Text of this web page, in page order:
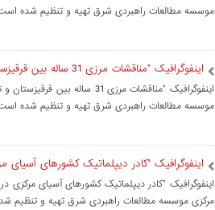
موسسه مطالعات راهبردی شرق تهیه و تنظیم شده
اینفوگرافیک "مناقشات مرزی 31 ساله بین قرقیزستان و تاجیکستان"
اینفوگرافیک "مناقشات مرزی 31
موسسه مطالعات راهبردی شرق تهیه و تنظیم شده
اینفوگرافیک "کادر دیپلماتیک کشورهای
اینفوگرافیک "کادر دیپلماتیک کشورهای آسیای مرکزی
مرکزی موسسه مطالعات راهبردی شرق تهیه و تنظیم